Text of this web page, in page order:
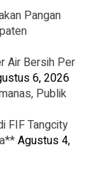
Pangan
Air Bersih Per
6, 2026
Publik
FIF Tangcity
Agustus 4,